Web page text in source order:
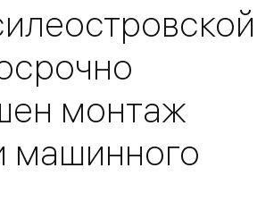
монтаж
машинного